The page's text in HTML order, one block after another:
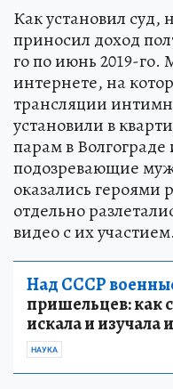
Как установил суд,
приносил доход
го по июнь 2019-
интернете, на
трансляции
установили в
парам в
подозревающие
оказались
отдельно
видео с их участием.
Над СССР
пришельцев: как
искала и изучала
НАУКА